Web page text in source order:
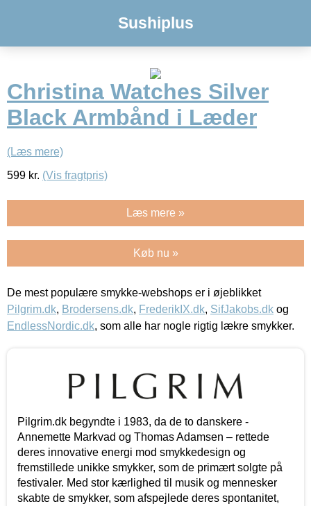
Sushiplus
Christina Watches Silver
Black Armbånd i Læder
(Læs mere)
599 kr. (Vis fragtpris)
Læs mere »
Køb nu »
De mest populære smykke-webshops er i øjeblikket
Pilgrim.dk, Brodersens.dk, FrederikIX.dk, SifJakobs.dk og
EndlessNordic.dk, som alle har nogle rigtig lækre smykker.
Pilgrim.dk begyndte i 1983, da de to danskere -
Annemette Markvad og Thomas Adamsen – rettede
deres innovative energi mod smykkedesign og
fremstillede unikke smykker, som de primært solgte på
festivaler. Med stor kærlighed til musik og mennesker
skabte de smykker, som afspejlede deres spontanitet,